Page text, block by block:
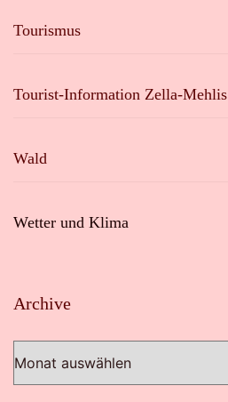
Tourismus
Tourist-Information Zella-Mehlis
Wald
Wetter und Klima
Archive